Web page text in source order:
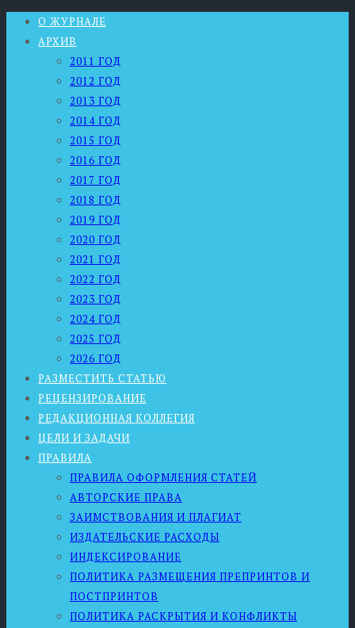
О ЖУРНАЛЕ
АРХИВ
2011 ГОД
2012 ГОД
2013 ГОД
2014 ГОД
2015 ГОД
2016 ГОД
2017 ГОД
2018 ГОД
2019 ГОД
2020 ГОД
2021 ГОД
2022 ГОД
2023 ГОД
2024 ГОД
2025 ГОД
2026 ГОД
РАЗМЕСТИТЬ СТАТЬЮ
РЕЦЕНЗИРОВАНИЕ
РЕДАКЦИОННАЯ КОЛЛЕГИЯ
ЦЕЛИ И ЗАДАЧИ
ПРАВИЛА
ПРАВИЛА ОФОРМЛЕНИЯ СТАТЕЙ
АВТОРСКИЕ ПРАВА
ЗАИМСТВОВАНИЯ И ПЛАГИАТ
ИЗДАТЕЛЬСКИЕ РАСХОДЫ
ИНДЕКСИРОВАНИЕ
ПОЛИТИКА РАЗМЕЩЕНИЯ ПРЕПРИНТОВ И
ПОСТПРИНТОВ
ПОЛИТИКА РАСКРЫТИЯ И КОНФЛИКТЫ